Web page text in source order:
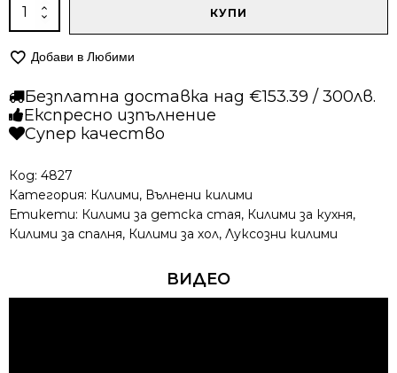
количество
килим
903
КУПИ
Добави в Любими
Безплатна доставка над €153.39 / 300лв.
Експресно изпълнение
Супер качество
Код: 4827
Категория: Килими, Вълнени килими
Етикети: Килими за детска стая, Килими за кухня,
Килими за спалня, Килими за хол, Луксозни килими
ВИДЕО